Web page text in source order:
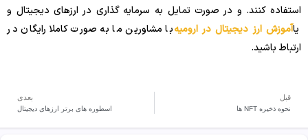
استفاده کنند. و در صورت تمایل به سرمایه گذاری در ارزهای دیجیتال و
یاآموزش ارز دیجیتال در ارومیهبا مشاورین ما به صورت کاملا رایگان در
ارتباط باشید.
قبل
نحوه ذخیره NFT ها
بعدی
اسطوره های برتر ارزهای دیجیتال